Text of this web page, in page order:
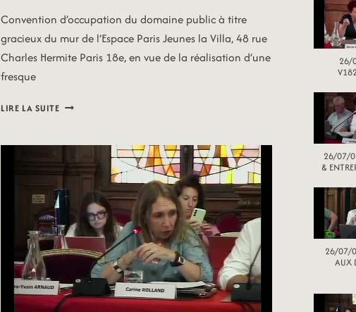
Convention d’occupation du domaine public à titre
gracieux du mur de l’Espace Paris Jeunes la Villa, 48 rue
Charles Hermite Paris 18e, en vue de la réalisation d’une
fresque
LIRE LA SUITE26/07/07
26/
26/07/
&
26/07/
AUX